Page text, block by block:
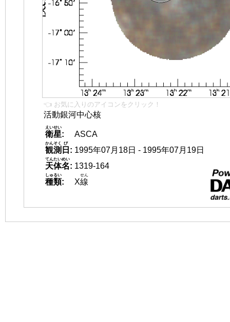
👈 お気に入りのアイコンをクリック！
活動銀河中心核
衛星
えいせい
:
ASCA
観測
かんそく
日
び
: 1995年07月18日 - 1995年07月19日
天体名
てんたいめい
: 1319-164
種類
しゅるい
: X線
せん